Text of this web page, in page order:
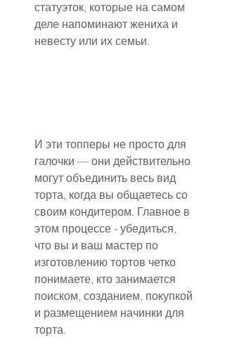
статуэток, которые на самом
деле напоминают жениха и
невесту или их семьи.
И эти топперы не просто для
галочки — они действительно
могут объединить весь вид
торта, когда вы общаетесь со
своим кондитером. Главное в
этом процессе - убедиться,
что вы и ваш мастер по
изготовлению тортов четко
понимаете, кто занимается
поиском, созданием, покупкой
и размещением начинки для
торта.